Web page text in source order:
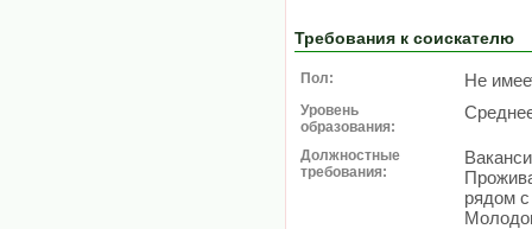
Требования к соискателю
Пол: Не
Уровень
образования:
Должностные
требования:
рядом